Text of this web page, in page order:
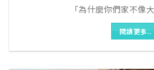
「為什麼你們家不像
閱讀更多..